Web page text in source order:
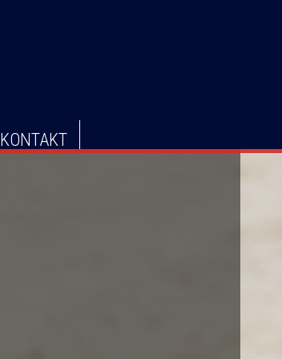
KONTAKT